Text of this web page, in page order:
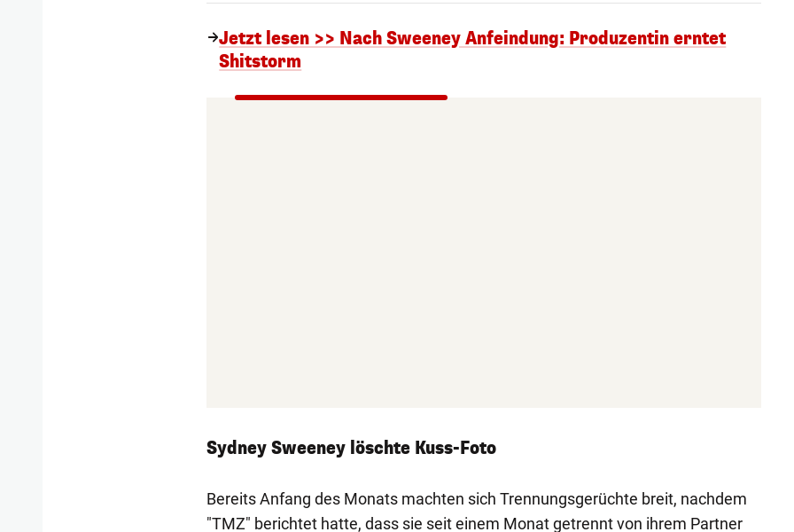
Jetzt lesen >> Nach Sweeney Anfeindung: Produzentin erntet
Shitstorm
Sydney Sweeney löschte Kuss-Foto
Bereits Anfang des Monats machten sich Trennungsgerüchte breit, nachdem
"TMZ" berichtet hatte, dass sie seit einem Monat getrennt von ihrem Partner